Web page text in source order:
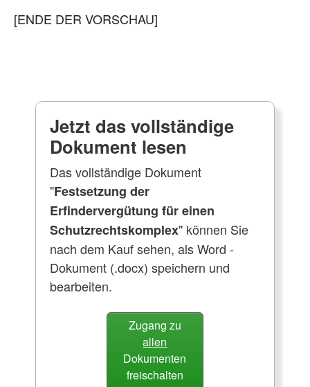
[ENDE DER VORSCHAU]
Jetzt das vollständige
Dokument lesen
Das vollständige Dokument
"Festsetzung der
Erfindervergütung für einen
Schutzrechtskomplex" können Sie
nach dem Kauf sehen, als Word -
Dokument (.docx) speichern und
bearbeiten.
Zugang zu
allen
Dokumenten
freischalten